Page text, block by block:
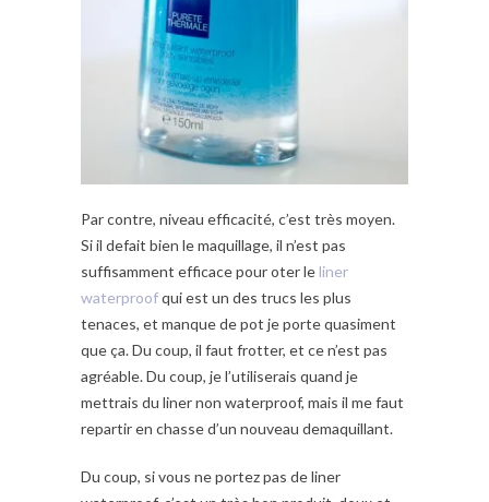
Par contre, niveau efficacité, c’est très moyen.
Si il defait bien le maquillage, il n’est pas
suffisamment efficace pour oter le liner
waterproofqui est un des trucs les plus
tenaces, et manque de pot je porte quasiment
que ça. Du coup, il faut frotter, et ce n’est pas
agréable. Du coup, je l’utiliserais quand je
mettrais du liner non waterproof, mais il me faut
repartir en chasse d’un nouveau demaquillant.
Du coup, si vous ne portez pas de liner